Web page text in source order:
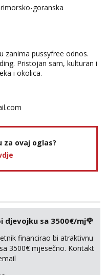
goranska
zanima pussyfree odnos.
Pristojan sam, kulturan i
i okolica.
ovaj oglas?
djevojku sa 3500€/mj🌹
financirao bi atraktivnu
3500€ mjesečno. Kontakt